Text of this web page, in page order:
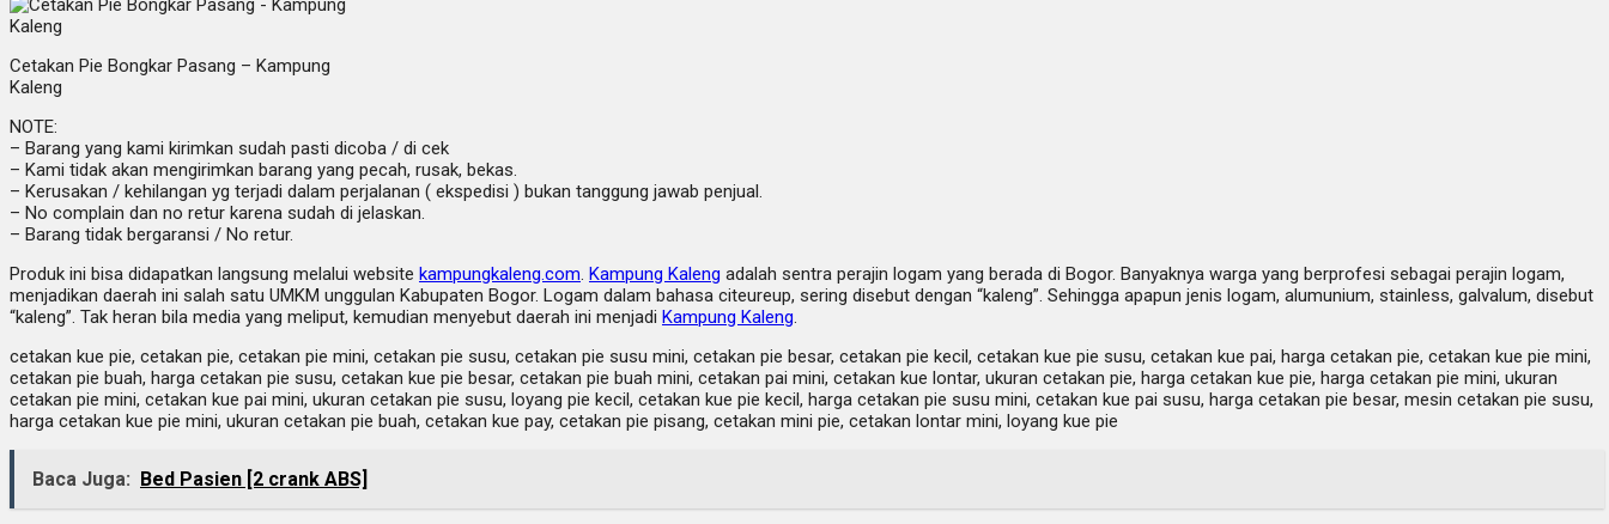
Cetakan Pie Bongkar Pasang – Kampung
Kaleng
NOTE:
– Barang yang kami kirimkan sudah pasti dicoba / di cek
– Kami tidak akan mengirimkan barang yang pecah, rusak, bekas.
– Kerusakan / kehilangan yg terjadi dalam perjalanan ( ekspedisi ) bukan tanggung jawab penjual.
– No complain dan no retur karena sudah di jelaskan.
– Barang tidak bergaransi / No retur.
Produk ini bisa didapatkan langsung melalui website kampungkaleng.com Kampung Kaleng adalah sentra perajin logam yang berada di Bogor. Banyaknya warga yang berprofesi sebagai perajin logam,
menjadikan daerah ini salah satu UMKM unggulan Kabupaten Bogor. Logam dalam bahasa citeureup, sering disebut dengan “kaleng”. Sehingga apapun jenis logam, alumunium, stainless, galvalum, disebut
“kaleng”. Tak heran bila media yang meliput, kemudian menyebut daerah ini menjadi Kampung Kaleng
cetakan kue pie, cetakan pie, cetakan pie mini, cetakan pie susu, cetakan pie susu mini, cetakan pie besar, cetakan pie kecil, cetakan kue pie susu, cetakan kue pai, harga cetakan pie, cetakan kue pie mini,
cetakan pie buah, harga cetakan pie susu, cetakan kue pie besar, cetakan pie buah mini, cetakan pai mini, cetakan kue lontar, ukuran cetakan pie, harga cetakan kue pie, harga cetakan pie mini, ukuran
cetakan pie mini, cetakan kue pai mini, ukuran cetakan pie susu, loyang pie kecil, cetakan kue pie kecil, harga cetakan pie susu mini, cetakan kue pai susu, harga cetakan pie besar, mesin cetakan pie susu,
harga cetakan kue pie mini, ukuran cetakan pie buah, cetakan kue pay, cetakan pie pisang, cetakan mini pie, cetakan lontar mini, loyang kue pie
Baca Juga: Bed Pasien [2 crank ABS]